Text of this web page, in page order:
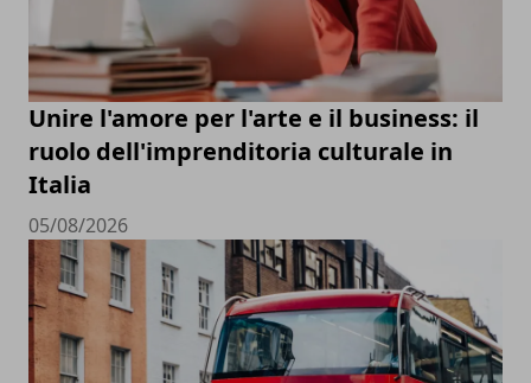
Unire l'amore per l'arte e il business: il
ruolo dell'imprenditoria culturale in
Italia
05/08/2026